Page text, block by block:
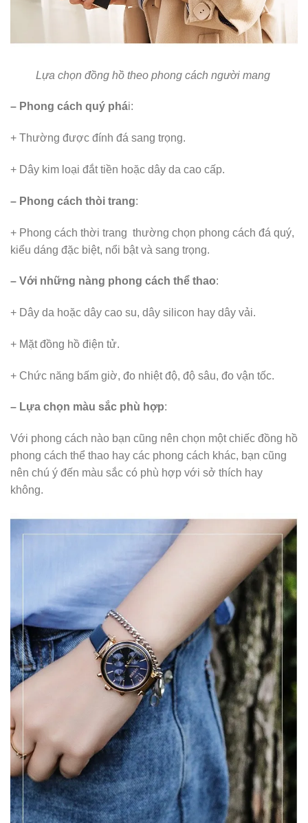
Lựa chọn đồng hồ theo phong cách người mang
– Phong cách quý phái:
+ Thường được đính đá sang trọng.
+ Dây kim loại đắt tiền hoặc dây da cao cấp.
– Phong cách thòi trang:
+ Phong cách thời trang thường chọn phong cách đá quý,
kiểu dáng đặc biệt, nổi bật và sang trọng.
– Với những nàng phong cách thể thao:
+ Dây da hoặc dây cao su, dây silicon hay dây vải.
+ Mặt đồng hồ điện tử.
+ Chức năng bấm giờ, đo nhiệt độ, độ sâu, đo vận tốc.
– Lựa chọn màu sắc phù hợp:
Với phong cách nào bạn cũng nên chọn một chiếc đồng hồ
phong cách thể thao hay các phong cách khác, bạn cũng
nên chú ý đến màu sắc có phù hợp với sở thích hay
không.